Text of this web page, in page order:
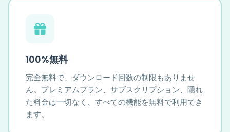
100%無料
完全無料で、ダウンロード回数の制限もありませ
ん。プレミアムプラン、サブスクリプション、隠れ
た料金は一切なく、すべての機能を無料で利用でき
ます。